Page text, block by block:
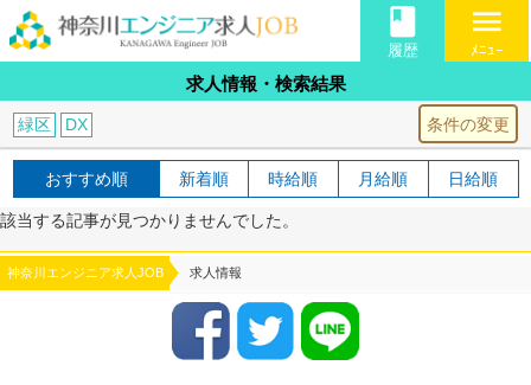
book
履歴
menu
ﾒﾆｭｰ
求人情報・検索結果
条件の変更
緑区 DX
おすすめ順 新着順 時給順 月給順 日給順
該当する記事が見つかりませんでした。
神奈川エンジニア求人JOB 求人情報